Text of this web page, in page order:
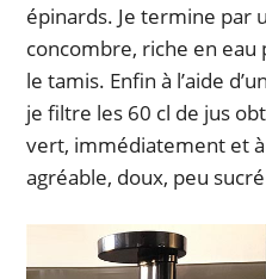
épinards. Je termine par
concombre, riche en
le tamis. Enfin à l’aide
je filtre les 60 cl de jus
vert, immédiatement et
agréable, doux, peu